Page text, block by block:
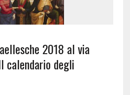
2018 al via
calendario degli